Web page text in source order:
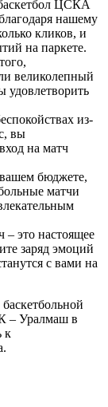
ЦСКА
нашему
кликов, и
на паркете.
великолепный
удовлетворить
из-
вы
на матч
бюджете,
матчи
это настоящее
заряд эмоций
с вами на
– Уралмаш в
к